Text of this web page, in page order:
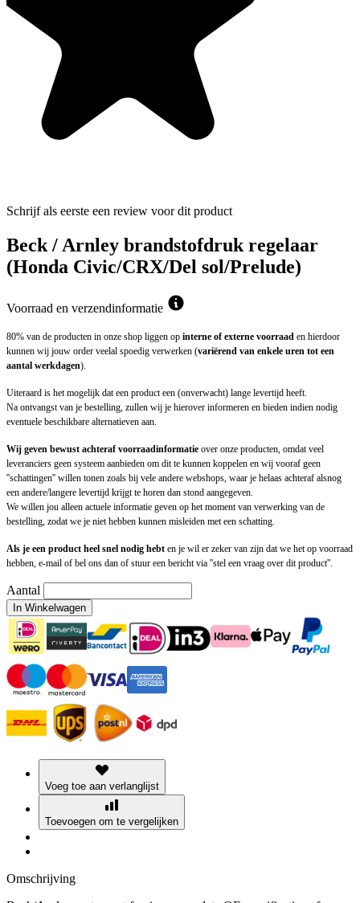
Schrijf als eerste een review voor dit product
Beck / Arnley brandstofdruk regelaar
(Honda Civic/CRX/Del sol/Prelude)
Voorraad en verzendinformatie
80% van de producten in onze shop liggen op interne of externe voorraad en hierdoor
kunnen wij jouw order veelal spoedig verwerken (variërend van enkele uren tot een
aantal werkdagen).
Uiteraard is het mogelijk dat een product een (onverwacht) lange levertijd heeft.
Na ontvangst van je bestelling, zullen wij je hierover informeren en bieden indien nodig
eventuele beschikbare alternatieven aan.
Wij geven bewust achteraf voorraadinformatie over onze producten, omdat veel
leveranciers geen systeem aanbieden om dit te kunnen koppelen en wij vooraf geen
''schattingen'' willen tonen zoals bij vele andere webshops, waar je helaas achteraf alsnog
een andere/langere levertijd krijgt te horen dan stond aangegeven.
We willen jou alleen actuele informatie geven op het moment van verwerking van de
bestelling, zodat we je niet hebben kunnen misleiden met een schatting.
Als je een product heel snel nodig hebt en je wil er zeker van zijn dat we het op voorraad
hebben, e-mail of bel ons dan of stuur een bericht via ''stel een vraag over dit product''.
Aantal
In Winkelwagen
Voeg toe aan verlanglijst
Toevoegen om te vergelijken
Omschrijving